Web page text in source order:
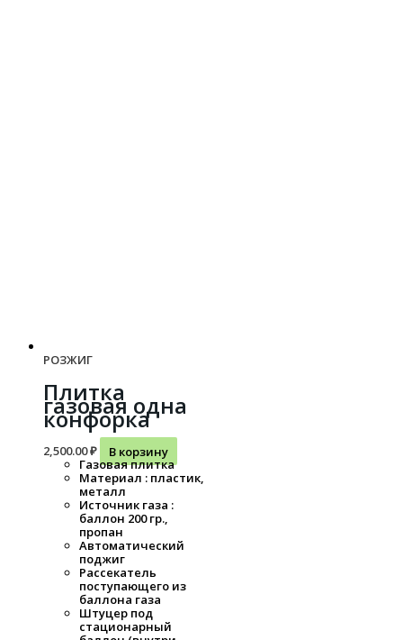
РОЗЖИГ
Плитка
газовая одна
конфорка
2,500.00₽
В корзину
Газовая плитка
Материал : пластик,
металл
Источник газа :
баллон 200 гр.,
пропан
Автоматический
поджиг
Рассекатель
поступающего из
баллона газа
Штуцер под
стационарный